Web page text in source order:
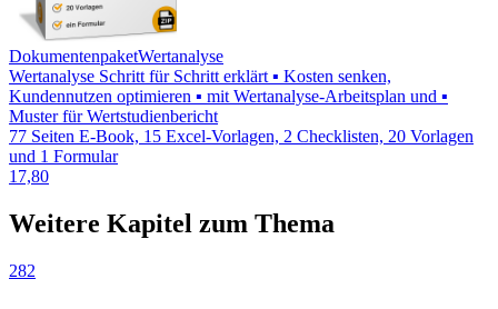
DokumentenpaketWertanalyse
Wertanalyse Schritt für Schritt erklärt ▪ Kosten senken,
Kundennutzen optimieren ▪ mit Wertanalyse-Arbeitsplan und ▪
Muster für Wertstudienbericht
77 Seiten E-Book, 15 Excel-Vorlagen, 2 Checklisten, 20 Vorlagen
und 1 Formular
17,80
Weitere Kapitel zum Thema
282